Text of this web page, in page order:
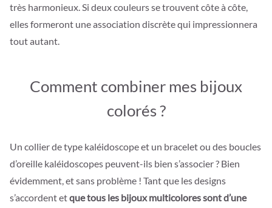
très harmonieux. Si deux couleurs se trouvent côte à côte,
elles formeront une association discrète qui impressionnera
tout autant.
Comment combiner mes bijoux
colorés ?
Un collier de type kaléidoscope et un bracelet ou des boucles
d’oreille kaléidoscopes peuvent-ils bien s’associer ? Bien
évidemment, et sans problème ! Tant que les designs
s’accordent etque tous les bijoux multicolores sont d’une